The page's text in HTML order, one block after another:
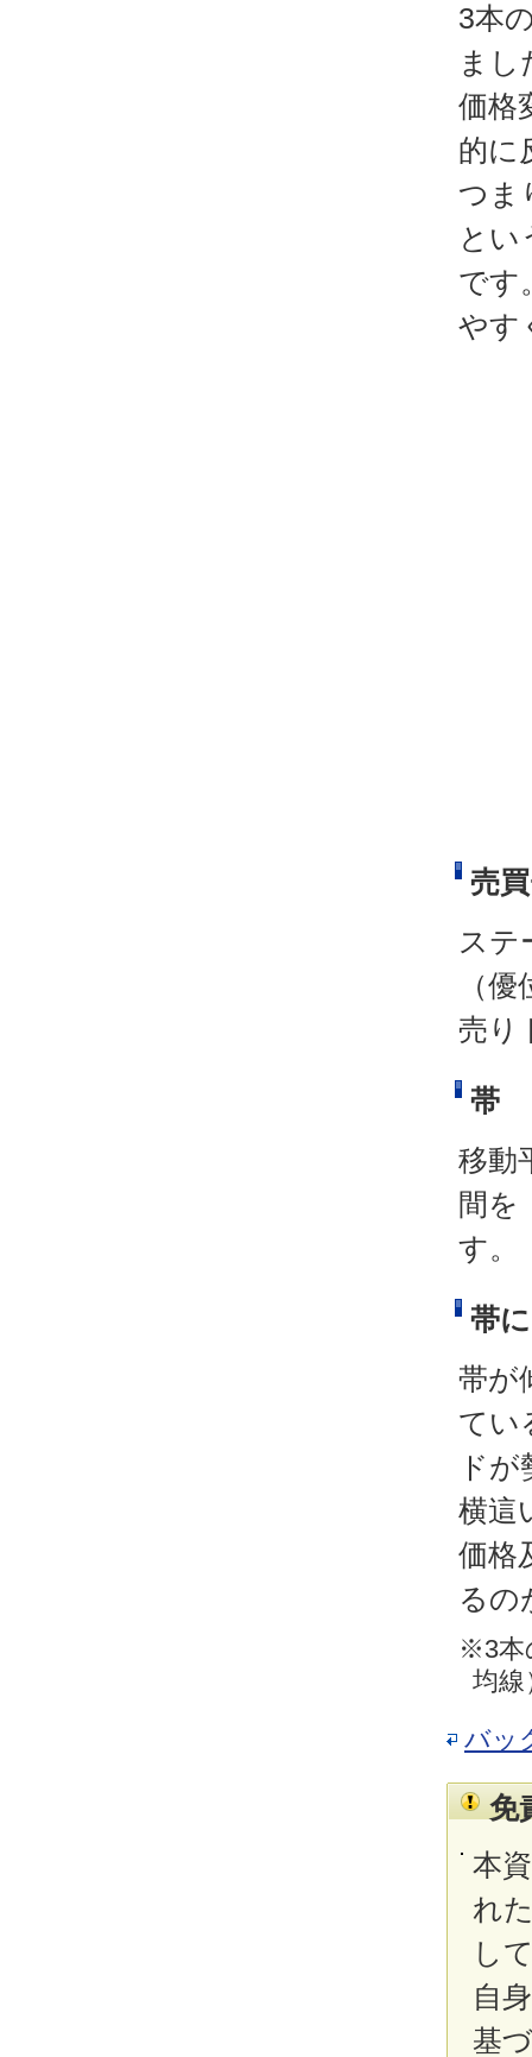
3本
まし
価格
的に
つま
とい
です
やす
売
ステ
（
売り
帯
移動
間を
す。
帯
帯が
てい
ド
横這
価格
るの
※3本
均
バッ
免
本
れ
し
自
基